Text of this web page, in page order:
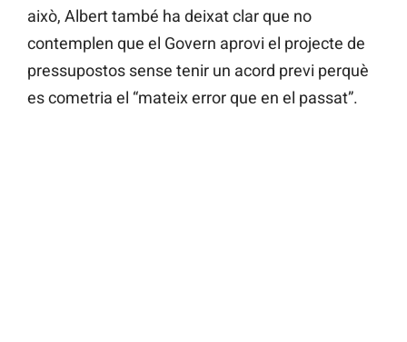
això, Albert també ha deixat clar que no
contemplen que el Govern aprovi el projecte de
pressupostos sense tenir un acord previ perquè
es cometria el “mateix error que en el passat”.